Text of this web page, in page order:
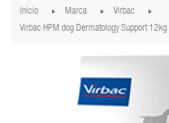
Início Marca
Virbac
Virbac HPM dog Dermatology Support 12kg